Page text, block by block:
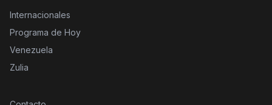
Internacionales
Programa de Hoy
Venezuela
Zulia